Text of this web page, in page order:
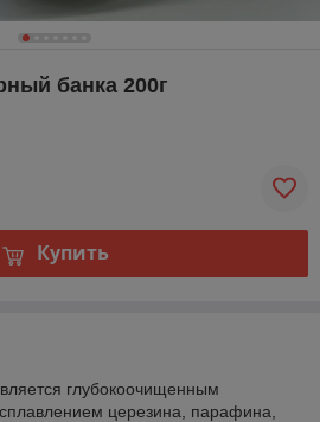
банка 200г
Купить
глубокоочищенным
церезина, парафина,